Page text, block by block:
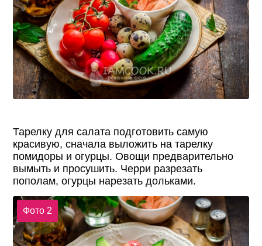
Тарелку для салата подготовить самую
красивую, сначала выложить на тарелку
помидоры и огурцы. Овощи предварительно
вымыть и просушить. Черри разрезать
пополам, огурцы нарезать дольками.
Фото 2